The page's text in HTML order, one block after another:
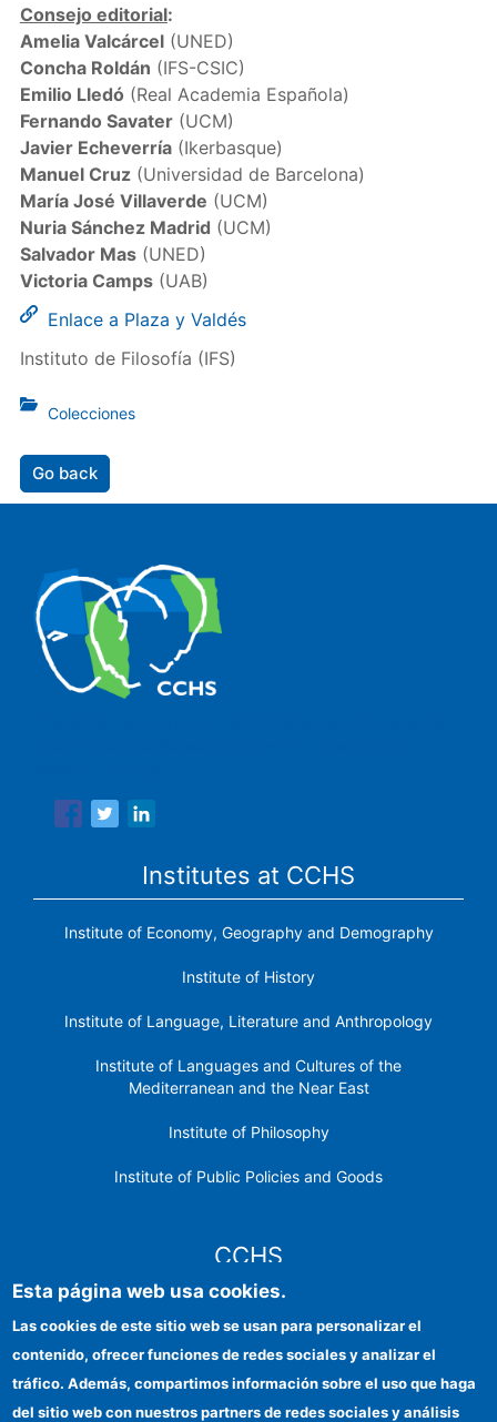
Consejo editorial:
Amelia Valcárcel(UNED)
Concha Roldán (IFS-CSIC)
Emilio Lledó (Real Academia Española)
Fernando Savater(UCM)
Javier Echeverría(Ikerbasque)
Manuel Cruz(Universidad de Barcelona)
María José Villaverde (UCM)
Nuria Sánchez Madrid (UCM)
Salvador Mas(UNED)
Victoria Camps(UAB)
Enlace a Plaza y Valdés
Instituto de Filosofía (IFS)
Colecciones
Go back
Institutes at CCHS
Institute of Economy, Geography and Demography
Institute of History
Institute of Language, Literature and Anthropology
Institute of Languages ​​and Cultures of the
Mediterranean and the Near East
Institute of Philosophy
Institute of Public Policies and Goods
CCHS
Institutional identity
Esta página web usa cookies.
Las cookies de este sitio web se usan para personalizar el
contenido, ofrecer funciones de redes sociales y analizar el
tráfico. Además, compartimos información sobre el uso que haga
del sitio web con nuestros partners de redes sociales y análisis